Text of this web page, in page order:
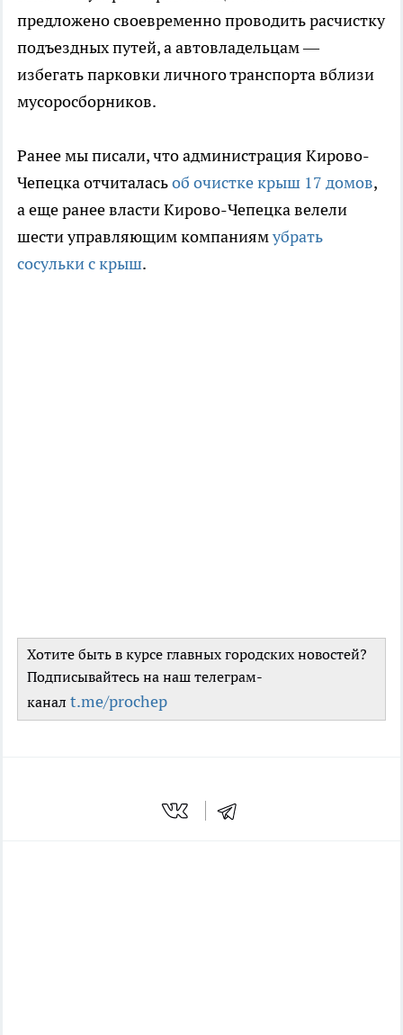
предложено своевременно проводить расчистку
подъездных путей, а автовладельцам —
избегать парковки личного транспорта вблизи
мусоросборников.
Ранее мы писали, что администрация Кирово-
Чепецка отчиталасьоб очистке крыш 17 домов,
а еще ранее власти Кирово-Чепецка велели
шести управляющим компаниямубрать
сосульки с крыш.
Хотите быть в курсе главных городских новостей?
Подписывайтесь на наш телеграм-
канал t.me/prochep